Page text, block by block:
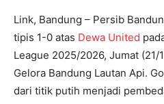
Link, Bandung – Persib
tipis 1-0 atas Dewa United
League 2025/2026, Jumat (21/
Gelora Bandung Lautan Api.
dari titik putih menjadi